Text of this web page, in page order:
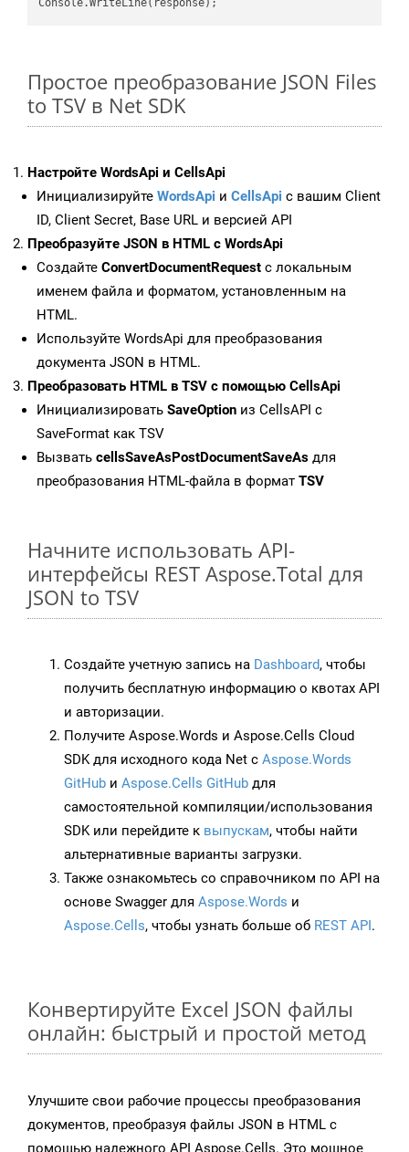
Простое преобразование JSON Files
to TSV в Net SDK
Настройте WordsApi и CellsApi
Инициализируйте WordsApi и CellsApi с вашим Client
ID, Client Secret, Base URL и версией API
Преобразуйте JSON в HTML с WordsApi
Создайте ConvertDocumentRequest с локальным
именем файла и форматом, установленным на
HTML.
Используйте WordsApi для преобразования
документа JSON в HTML.
Преобразовать HTML в TSV с помощью CellsApi
Инициализировать SaveOption из CellsAPI с
SaveFormat как TSV
Вызвать cellsSaveAsPostDocumentSaveAs для
преобразования HTML-файла в формат TSV
Начните использовать API-
интерфейсы REST Aspose.Total для
JSON to TSV
Создайте учетную запись на Dashboard, чтобы
получить бесплатную информацию о квотах API
и авторизации.
Получите Aspose.Words и Aspose.Cells Cloud
SDK для исходного кода Net с Aspose.Words
GitHub и Aspose.Cells GitHub для
самостоятельной компиляции/использования
SDK или перейдите к выпускам, чтобы найти
альтернативные варианты загрузки.
Также ознакомьтесь со справочником по API на
основе Swagger для Aspose.Words и
Aspose.Cells, чтобы узнать больше об REST API.
Конвертируйте Excel JSON файлы
онлайн: быстрый и простой метод
Улучшите свои рабочие процессы преобразования
документов, преобразуя файлы JSON в HTML с
помощью надежного API Aspose.Cells. Это мощное